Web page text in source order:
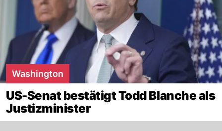
Washington
US-Senat bestätigt Todd Blanche als
Justizminister